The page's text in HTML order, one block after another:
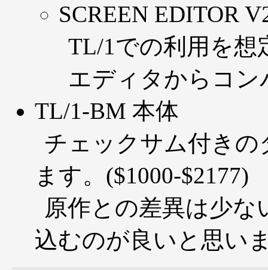
SCREEN EDITOR
TL/1での利用を想
エディタからコン
TL/1-BM 本体
チェックサム付き
ます。($1000-$2177)
原作との差異は少
込むのが良いと思い